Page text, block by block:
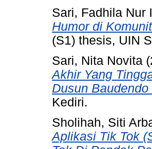
Sari, Fadhila Nur
Humor di
(S1) thesis, UIN
Sari, Nita Novita
Akhir Yang
Dusun Baudendo
Kediri.
Sholihah, Siti
Aplikasi Tik Tok